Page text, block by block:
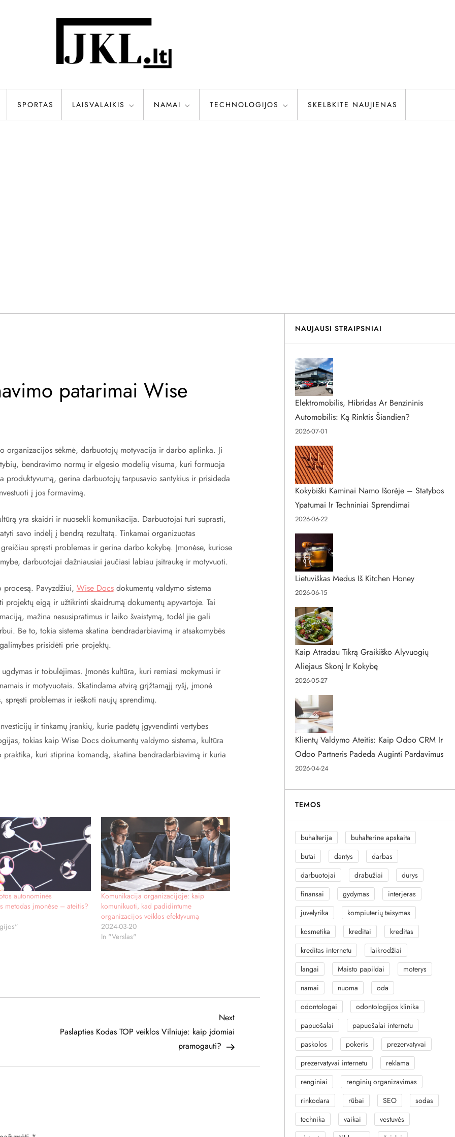
SPORTAS LAISVALAIKIS NAMAI TECHNOLOGIJOS SKELBKITE NAUJIENAS
patarimai Wise
organizacijos sėkmė, darbuotojų motyvacija ir darbo aplinka. Ji
bendravimo normų ir elgesio modelių visuma, kuri formuoja
gerina darbuotojų tarpusavio santykius ir prisideda
į jos formavimą.
yra skaidri ir nuosekli komunikacija. Darbuotojai turi suprasti,
savo indėlį į bendrą rezultatą. Tinkamai organizuotas
spręsti problemas ir gerina darbo kokybę. Įmonėse, kuriose
darbuotojai dažniausiai jaučiasi labiau įsitraukę ir motyvuoti.
Pavyzdžiui, Wise Docsdokumentų valdymo sistema
eigą ir užtikrinti skaidrumą dokumentų apyvartoje. Tai
mažina nesusipratimus ir laiko švaistymą, todėl jie gali
Be to, tokia sistema skatina bendradarbiavimą ir atsakomybės
prisidėti prie projektų.
ir tobulėjimas. Įmonės kultūra, kuri remiasi mokymusi ir
ir motyvuotais. Skatindama atvirą grįžtamąjį ryšį, įmonė
problemas ir ieškoti naujų sprendimų.
ir tinkamų įrankių, kurie padėtų įgyvendinti vertybes
tokias kaip Wise Docs dokumentų valdymo sistema, kultūra
kuri stiprina komandą, skatina bendradarbiavimą ir kuria
autonominės
metodas įmonėse – ateitis?
Komunikacija organizacijoje: kaip
komunikuoti, kad padidintume
organizacijos veiklos efektyvumą
2024-03-20
In "Verslas"
Next
Post
Next
Paslapties Kodas TOP veiklos Vilniuje: kaip įdomiai
pramogauti?
NAUJAUSI STRAIPSNIAI
Elektromobilis, Hibridas Ar Benzininis
Automobilis: Ką Rinktis Šiandien?
2026-07-01
Kokybiški Kaminai Namo Išorėje – Statybos
Ypatumai Ir Techniniai Sprendimai
2026-06-22
Lietuviškas Medus Iš Kitchen Honey
2026-06-15
Kaip Atradau Tikrą Graikiško Alyvuogių
Aliejaus Skonį Ir Kokybę
2026-05-27
Klientų Valdymo Ateitis: Kaip Odoo CRM Ir
Odoo Partneris Padeda Auginti Pardavimus
2026-04-24
TEMOS
buhalterija
buhalterine apskaita
butai
dantys
darbas
darbuotojai
drabužiai
durys
finansai
gydymas
interjeras
juvelyrika
kompiuterių taisymas
kosmetika
kreditai
kreditas
kreditas internetu
laikrodžiai
langai
Maisto papildai
moterys
namai
nuoma
oda
odontologai
odontologijos klinika
papuošalai
papuošalai internetu
paskolos
pokeris
prezervatyvai
prezervatyvai internetu
reklama
renginiai
renginių organizavimas
rinkodara
rūbai SEO
sodas
technika
vaikai
vestuvės